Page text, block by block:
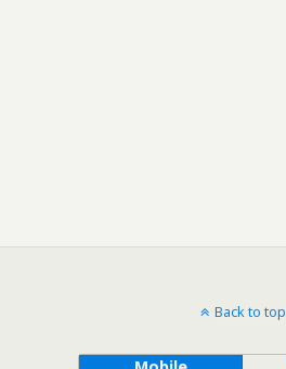
Back to top